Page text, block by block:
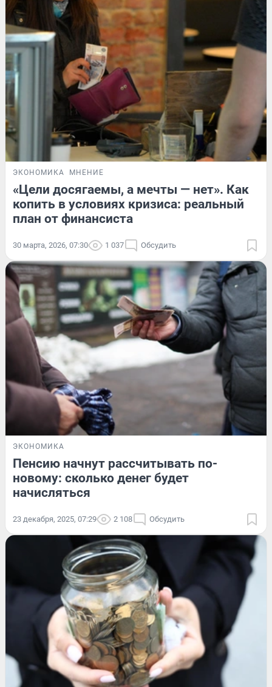
ЭКОНОМИКА МНЕНИЕ
«Цели досягаемы, а мечты — нет». Как
копить в условиях кризиса: реальный
план от финансиста
30 марта, 2026, 07:30 1 037 Обсудить
ЭКОНОМИКА
Пенсию начнут рассчитывать по-
новому: сколько денег будет
начисляться
23 декабря, 2025, 07:29 2 108 Обсудить